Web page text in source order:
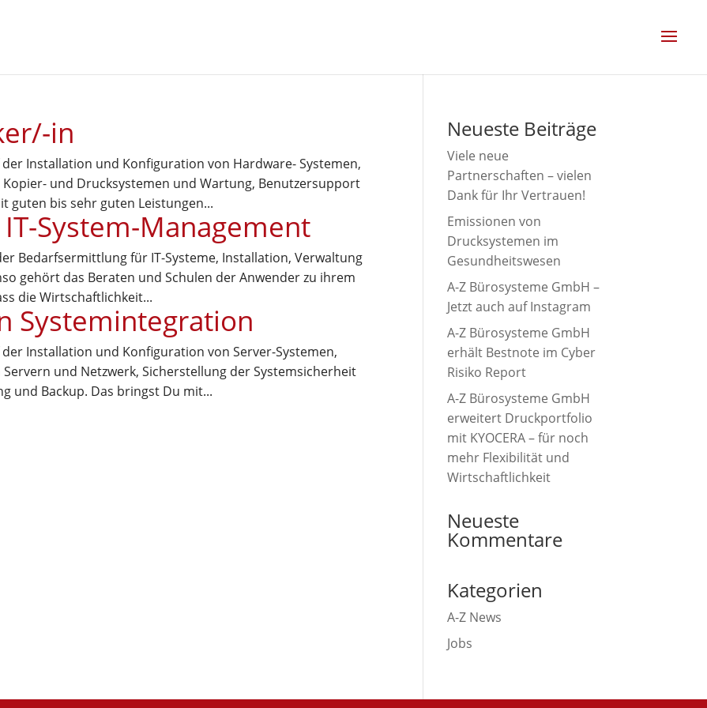
in
Installation und Konfiguration von Hardware- Systemen,
und Drucksystemen und Wartung, Benutzersupport
guten bis sehr guten Leistungen...
System-Management
Bedarfsermittlung für IT-Systeme, Installation, Verwaltung
gehört das Beraten und Schulen der Anwender zu ihrem
die Wirtschaftlichkeit...
Systemintegration
Installation und Konfiguration von Server-Systemen,
und Netzwerk, Sicherstellung der Systemsicherheit
und Backup. Das bringst Du mit...
Neueste Beiträge
Viele neue
Partnerschaften – vielen
Dank für Ihr Vertrauen!
Emissionen von
Drucksystemen im
Gesundheitswesen
A-Z Bürosysteme GmbH –
Jetzt auch auf Instagram
A-Z Bürosysteme GmbH
erhält Bestnote im Cyber
Risiko Report
A-Z Bürosysteme GmbH
erweitert Druckportfolio
mit KYOCERA – für noch
mehr Flexibilität und
Wirtschaftlichkeit
Neueste
Kommentare
Kategorien
A-Z News
Jobs